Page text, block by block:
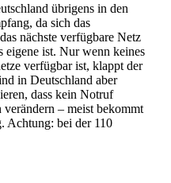
übrigens in den
da sich das
nächste verfügbare Netz
eigene ist. Nur wenn keines
verfügbar ist, klappt der
in Deutschland aber
dass kein Notruf
verändern – meist bekommt
Achtung: bei der 110